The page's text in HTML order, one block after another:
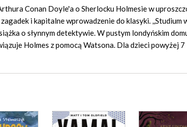
Conan Doyle'a o Sherlocku Holmesie w
i kapitalne wprowadzenie do klasyki. ,,Studium
o słynnym detektywie. W pustym londyńskim
Holmes z pomocą Watsona. Dla dzieci powyżej 7